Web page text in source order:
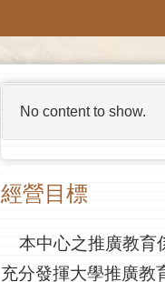
No content to show.
經營目標
本中心之推廣教育
充分發揮大學推廣教